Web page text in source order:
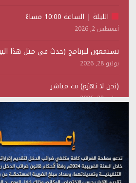
الليلة | الساعة 10:00 مساءً
أغسطس 2, 2026
تستمعون لبرنامج (حدث في مثل هذا
يوليو 28, 2026
(نحن لا نهزم) بث مباشر
يوليو 28, 2026
تستمعون لبرنامج (هندسة الوهم)
مؤتمر صحفي لمركز عين الإنسانية حول
على اليمن
يوليو 27, 2026